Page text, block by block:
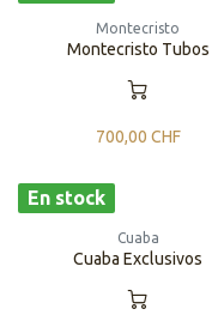
Montecristo
Montecristo Tubos
700,00 CHF
En stock
Cuaba
Cuaba Exclusivos